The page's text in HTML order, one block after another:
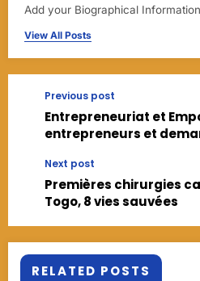
Add your Biographical
View All Posts
Previous post
Entrepreneuriat et
entrepreneurs et
économique des jeunes
Next post
Premières chirurgies
Togo, 8 vies sauvées
RELATED POSTS